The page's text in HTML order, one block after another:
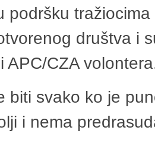
podršku
društva i
APC/CZA
biti svako ko je
i nema